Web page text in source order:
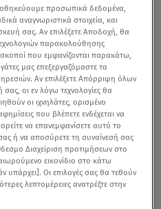
βρει τα σχετικά
171 εκατομμύρια
κτηνοτροφία . Θα
τρόπο παραπάνω από τα
ενώ ακόμα 70
στη στήριξη της
ανέφερε ο
προσωπικά δεδομένα,
αναγνωριστικά στοιχεία, και
σας. Αν επιλέξετε Αποδοχή, θα
παρακολούθησης
που εμφανίζονται παρακάτω,
μας επεξεργαζόμαστε τα
Αν επιλέξετε Απόρριψη όλων
οι εν λόγω τεχνολογίες θα
οι ιχνηλάτες, ορισμένο
που βλέπετε ενδέχεται να
να επανεμφανίσετε αυτό το
σας ή να αποσύρετε τη συναίνεσή σας
Διαχείριση προτιμήσεων στο
εικονίδιο στο κάτω
υπάρχει]. Οι επιλογές σας θα τεθούν
λεπτομέρειες ανατρέξτε στην